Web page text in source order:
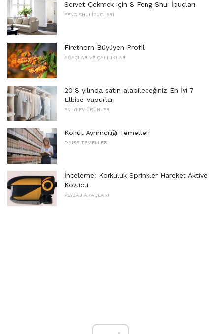
Servet Çekmek için 8 Feng Shui İpuçları
FENG SHUI İPUÇLARI
Firethorn Büyüyen Profil
AĞAÇLAR VE ÇALILIKLAR
2018 yılında satın alabileceğiniz En İyi 7
Elbise Vapurları
EN İYI EV ÜRÜNLERI
Konut Ayrımcılığı Temelleri
DAIRE TEMELLERI
İnceleme: Korkuluk Sprinkler Hareket Aktive
Kovucu
PEYZAJ ARAÇLARI